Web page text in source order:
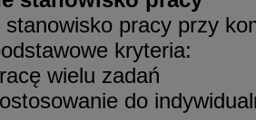
stanowisko pracy przy
kryteria:
wielu zadań
do